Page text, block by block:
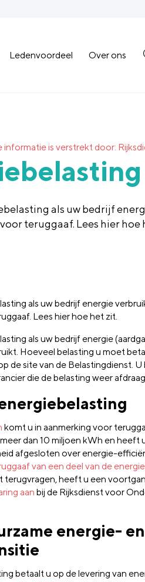
Ledenvoordeel Over ons
informatie is verstrekt door:
als uw bedrijf
teruggaaf. Lees hier hoe
als uw bedrijf energie
Lees hier hoe het zit.
als uw bedrijf energie
Hoeveel belasting u moet
de site van de Belastingdienst.
die de belasting weer
komt u in aanmerking voor
dan 10 miljoen kWh en heeft
afgesloten over energie-
van een deel van de
terugvragen, heeft u een
aan bij de Rijksdienst voor
energie- en
betaalt u op de levering van